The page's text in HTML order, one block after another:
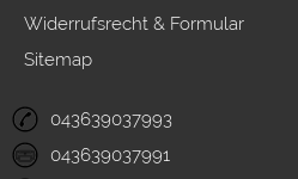
Widerrufsrecht & Formular
Sitemap
043639037993
043639037991